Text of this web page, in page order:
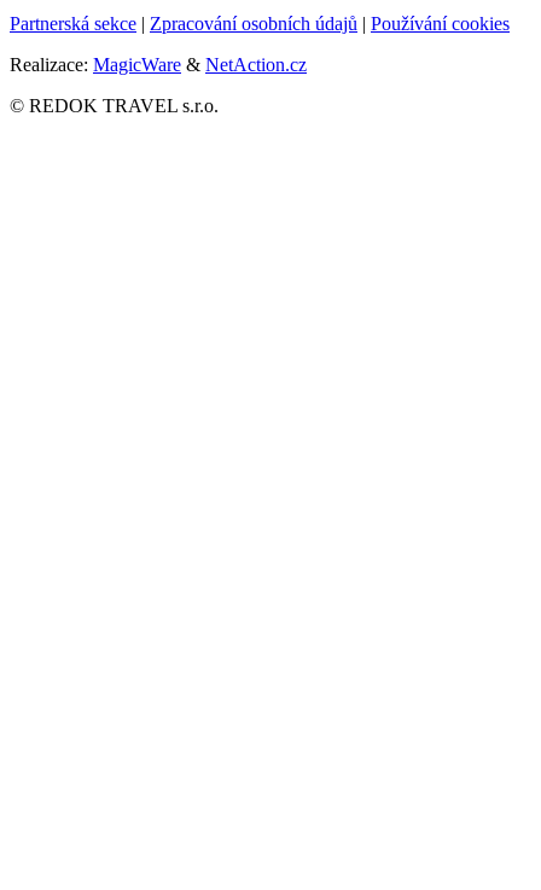
Partnerská sekce | Zpracování osobních údajů | Používání cookies
Realizace: MagicWare & NetAction.cz
© REDOK TRAVEL s.r.o.